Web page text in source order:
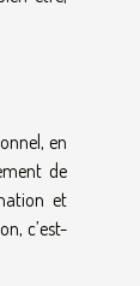
en
de
et
c’est-